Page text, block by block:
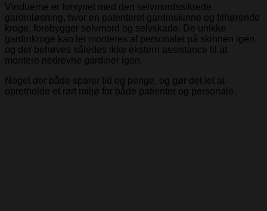
Vinduerne er forsynet med den selvmordssikrede
gardinløsning, hvor en patenteret gardinskinne og tilhørende
kroge, forebygger selvmord og selvskade. De unikke
gardinkroge kan let monteres af personalet på skinnen igen,
og der behøves således ikke ekstern assistance til at
montere nedrevne gardiner igen.
Noget der både sparer tid og penge, og gør det let at
opretholde et rart miljø for både patienter og personale.